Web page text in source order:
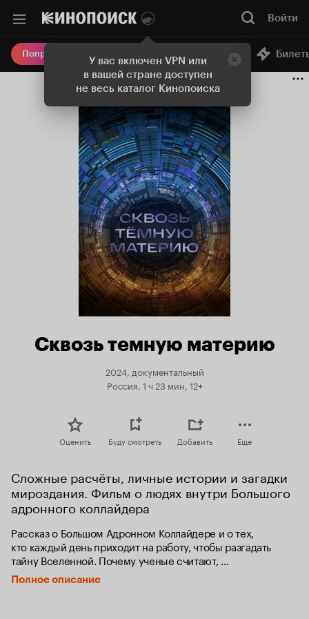
У вас включен VPN или
в вашей стране доступен
не весь каталог Кинопоиска
Войти
Попробовать Плюс Онлайн-кинотеатр
Сквозь темную материю
2024, документальный
Россия, 1 ч 23 мин, 12+
Оценить Буду смотреть Добавить Еще
Сложные расчёты, личные истории и загадки
мироздания. Фильм о людях внутри Большого
адронного коллайдера
Рассказ о Большом Адронном Коллайдере и о тех,
кто каждый день приходит на работу, чтобы разгадать
тайну Вселенной. Почему ученые считают,
что коллайдер — это важно для прогресса? Почему
у самого дорогого научного эксперимента в истории
Полное описание